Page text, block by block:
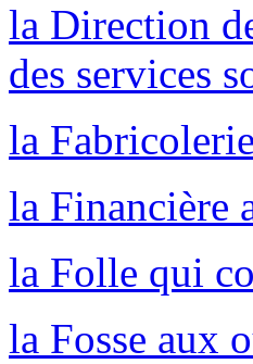
la Direction
des services
la
la Financière
la Folle qui
la Fosse aux